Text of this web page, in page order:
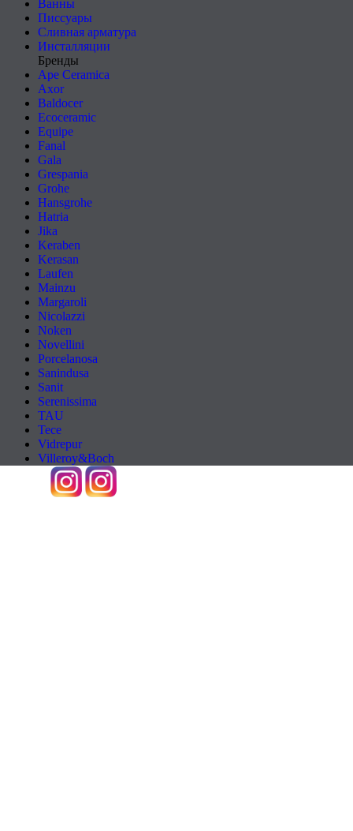
Ванны
Писсуары
Сливная арматура
Инсталляции
Бренды
Ape Ceramica
Axor
Baldocer
Ecoceramic
Equipe
Fanal
Gala
Grespania
Grohe
Hansgrohe
Hatria
Jika
Keraben
Kerasan
Laufen
Mainzu
Margaroli
Nicolazzi
Noken
Novellini
Porcelanosa
Sanindusa
Sanit
Serenissima
TAU
Tece
Vidrepur
Villeroy&Boch